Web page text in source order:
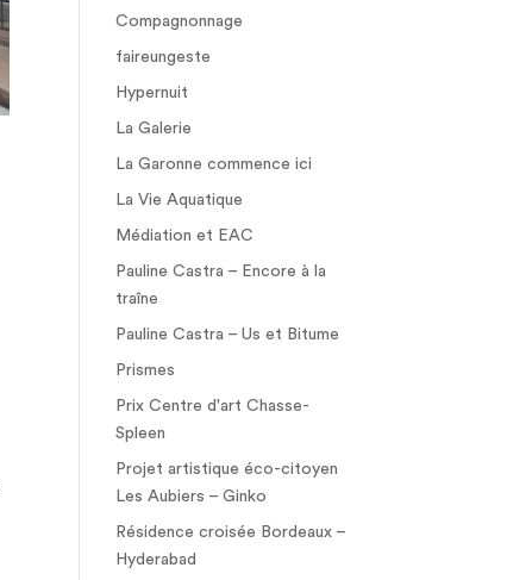
Compagnonnage
faireungeste
Hypernuit
La Galerie
La Garonne commence ici
La Vie Aquatique
Médiation et EAC
Pauline Castra – Encore à la
traîne
Pauline Castra – Us et Bitume
Prismes
Prix Centre d'art Chasse-
Spleen
Projet artistique éco-citoyen
Les Aubiers – Ginko
Résidence croisée Bordeaux –
Hyderabad